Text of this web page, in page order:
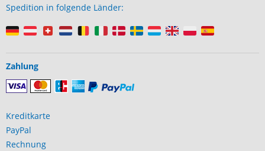
Spedition in folgende Länder:
Zahlung
Kreditkarte
PayPal
Rechnung